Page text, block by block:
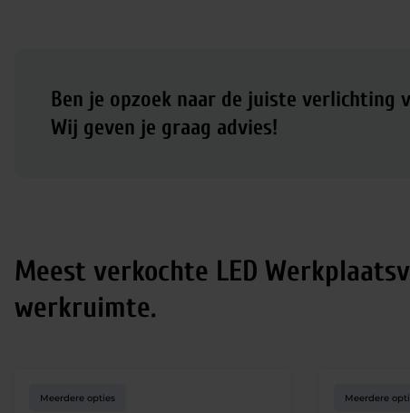
Ben je opzoek naar de juiste verlichting
Wij geven je graag advies!
Meest verkochte LED
werkruimte.
Meerdere opties Meerdere